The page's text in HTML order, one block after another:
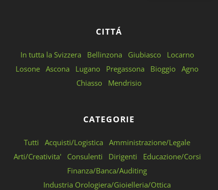
CITTÁ
In tutta la Svizzera Bellinzona Giubiasco
Locarno
Losone Ascona Lugano Pregassona Bioggio Agno
Chiasso
Mendrisio
CATEGORIE
Tutti Acquisti/Logistica
Amministrazione/Legale
Arti/Creativita'
Consulenti Dirigenti
Educazione/Corsi
Finanza/Banca/Auditing
Industria Orologiera/Gioielleria/Ottica